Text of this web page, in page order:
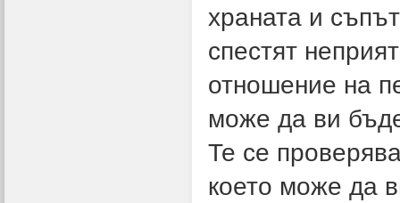
храната и
спестят
отношение на
може да ви
Те се
което може да